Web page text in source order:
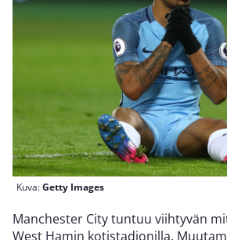
Kuva:Getty Images
Manchester City tuntuu viihtyvän
West Hamin kotistadionilla.